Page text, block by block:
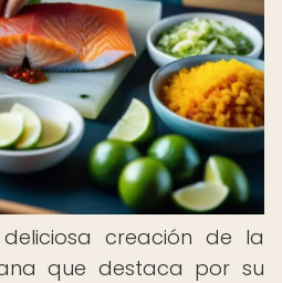
creación de la
que destaca por su